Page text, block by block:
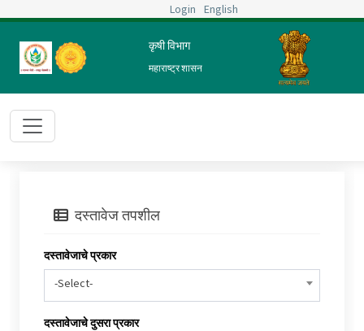
Login English
कृषी विभाग
महाराष्ट्र शासन
दस्तावेज तपशील
दस्तावेजाचे प्रकार
-Select-
दस्तावेजाचे दुसरा प्रकार